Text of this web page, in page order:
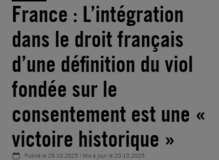
France : L’intégration
dans le droit français
d’une définition du viol
fondée sur le
consentement est une «
victoire historique »
Publié le29.10.2025 | Mis à jour le20.10.2025